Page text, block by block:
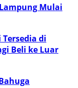
Mulai
di
Beli ke Luar